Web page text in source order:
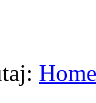
Home